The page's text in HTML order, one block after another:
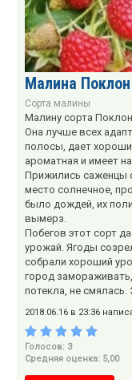
Малина
Сорта малины
Малину сорта
Она лучше всех
полосы, дает
ароматная и имеет
Прижились саженцы
место солнечное,
было дождей, их
вымерз.
Побегов этот сорт
урожай. Ягоды
собрали хороший
город
потекла, не смялась.
2018.06.16 в 23:36
Голосов: 3
Средняя оценка: 5,00